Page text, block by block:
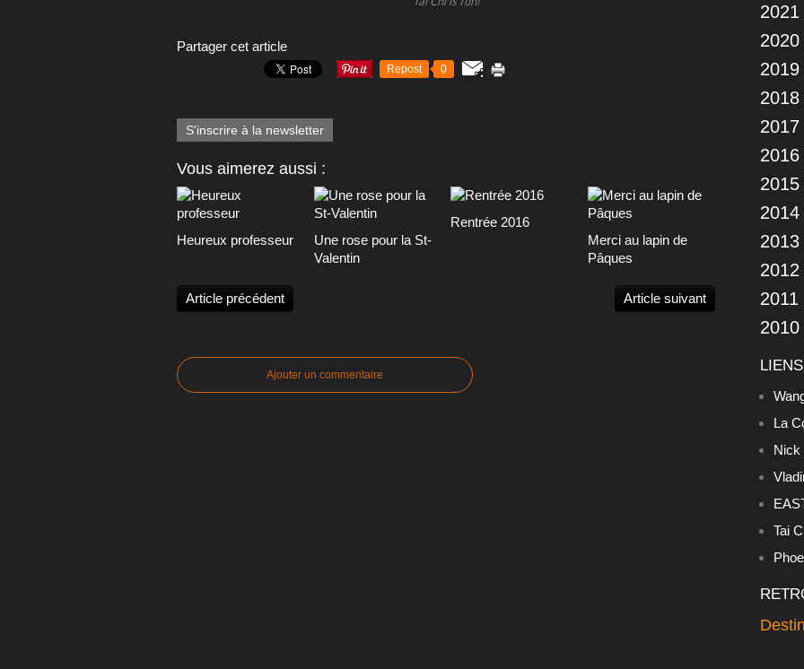
Partager cet article
Repost 0
S'inscrire à la newsletter
Vous aimerez aussi :
Heureux professeur
Une rose pour la St-
Valentin
Rentrée 2016
Merci au lapin de
Pâques
Article précédent Article suivant
Ajouter un commentaire
2021
2020
2019
2018
2017
2016
2015
2014
2013
2012
2011
2010
LIENS
La
Nick
Tai